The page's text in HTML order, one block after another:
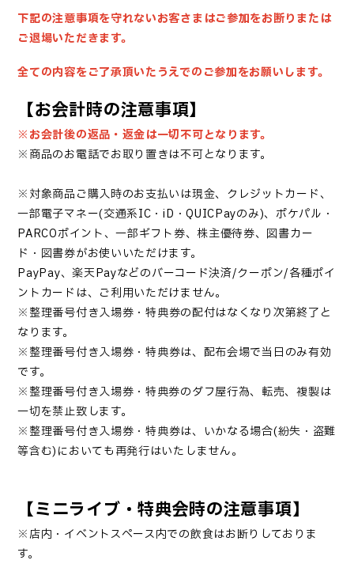
下記の注意事項を守れないお客さまはご参加をお断りまたは
ご退場いただきます。
全ての内容をご了承頂いたうえでのご参加をお願いします。
【お会計時の注意事項】
※お会計後の返品・返金は一切不可となります。
※商品のお電話でお取り置きは不可となります。
※対象商品ご購入時のお支払いは現金、クレジットカード、
一部電子マネー(交通系IC・iD・QUICPayのみ)、ポケパル・
PARCOポイント、一部ギフト券、株主優待券、図書カー
ド・図書券がお使いいただけます。
PayPay、楽天Payなどのバーコード決済/クーポン/各種ポイ
ントカードは、ご利用いただけません。
※整理番号付き入場券 ・特典券の配付はなくなり次第終了と
なります。
※整理番号付き入場券 ・特典券は、配布会場で当日のみ有効
です。
※整理番号付き入場券・特典券のダフ屋行為、転売、複製は
一切を禁止致します。
※整理番号付き入場券 ・特典券は、いかなる場合(紛失・盗難
等含む)においても再発行はいたしません。
【ミニライブ・特典会時の注意事項】
※店内・イベントスペース内での飲食はお断りしておりま
す。